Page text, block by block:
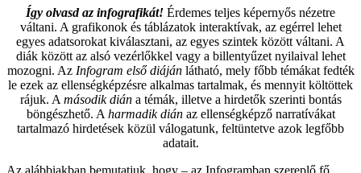
Így olvasd az infografikát! Érdemes teljes képernyős nézetre
váltani. A grafikonok és táblázatok interaktívak, az egérrel lehet
egyes adatsorokat kiválasztani, az egyes szintek között váltani. A
diák között az alsó vezérlőkkel vagy a billentyűzet nyilaival lehet
mozogni. Az Infogram első diájánlátható, mely főbb témákat fedték
le ezek az ellenségképzésre alkalmas tartalmak, és mennyit költöttek
rájuk. A második diána témák, illetve a hirdetők szerinti bontás
böngészhető. A harmadik diánaz ellenségképző narratívákat
tartalmazó hirdetések közül válogatunk, feltüntetve azok legfőbb
adatait.